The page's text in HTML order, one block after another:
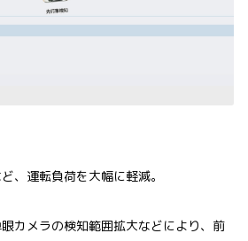
、運転負荷を大幅に軽減。
カメラの検知範囲拡大などにより、前